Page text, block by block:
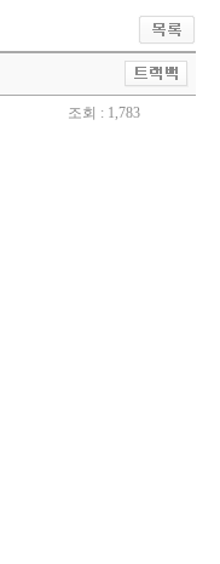
조회 : 1,783